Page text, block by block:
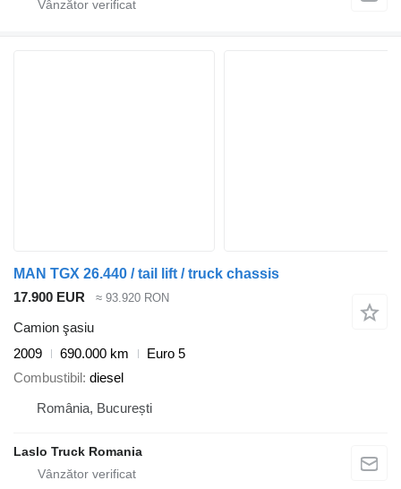
MAN TGX 26.440 / tail lift / truck chassis
17.900 EUR
≈ 93.920 RON
Camion şasiu
2009
690.000 km
Euro 5
Combustibil diesel
România, București
Laslo Truck Romania